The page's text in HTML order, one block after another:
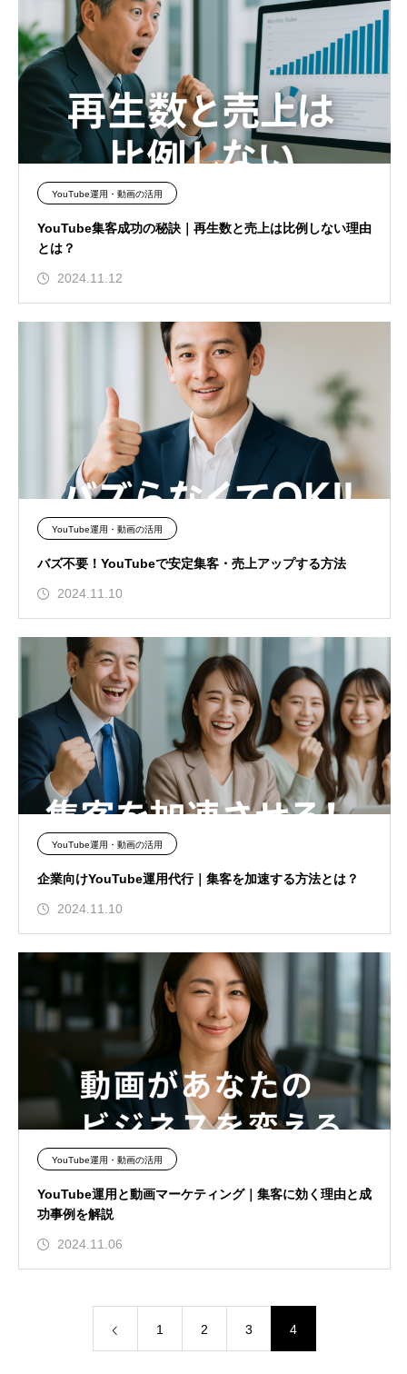
YouTube運用・動画の活用
YouTube集客成功の秘訣｜再生数と売上は比例しない理由
とは？
2024.11.12
YouTube運用・動画の活用
バズ不要！YouTubeで安定集客・売上アップする方法
2024.11.10
YouTube運用・動画の活用
企業向けYouTube運用代行｜集客を加速する方法とは？
2024.11.10
YouTube運用・動画の活用
YouTube運用と動画マーケティング｜集客に効く理由と成
功事例を解説
2024.11.06
1 2 3 4